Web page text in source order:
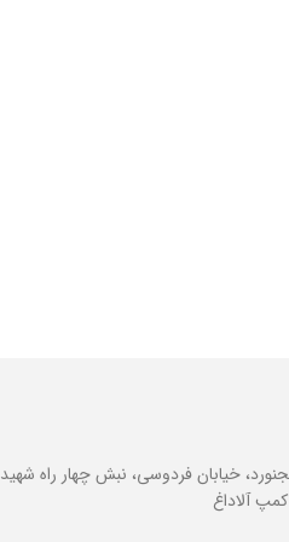
خیابان فردوسی، نبش چهار راه شهید
آلاداغ